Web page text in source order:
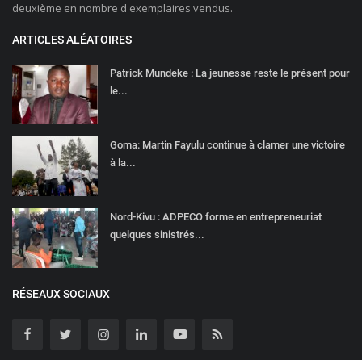
deuxième en nombre d'exemplaires vendus.
ARTICLES ALÉATOIRES
Patrick Mundeke : La jeunesse reste le présent pour
le...
Goma: Martin Fayulu continue à clamer une victoire
à la...
Nord-Kivu : ADPECO forme en entrepreneuriat
quelques sinistrés...
RÉSEAUX SOCIAUX